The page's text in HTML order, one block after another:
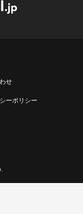
せ
ーポリシー